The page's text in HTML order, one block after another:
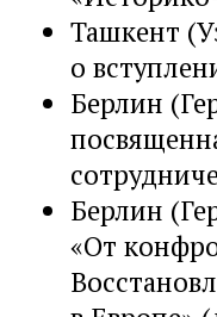
Ташкент
о
Берлин
Берлин
«От